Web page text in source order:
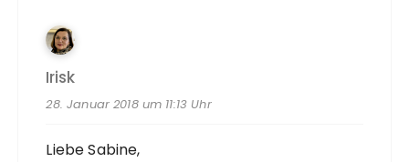
Irisk
28. Januar 2018 um 11:13 Uhr
Liebe Sabine,